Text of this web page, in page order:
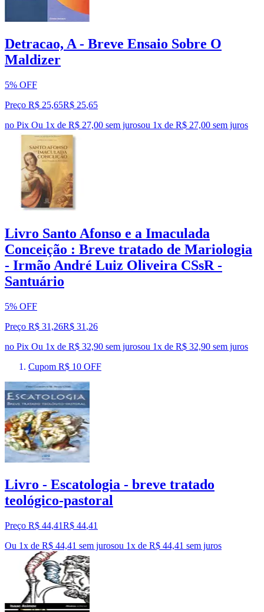
Detracao, A - Breve Ensaio Sobre O
Maldizer
5% OFF
Preço R$ 25,65R$ 25,65
no Pix Ou 1x de R$ 27,00 sem jurosou 1x de R$ 27,00 sem juros
Livro Santo Afonso e a Imaculada
Conceição : Breve tratado de Mariologia
- Irmão André Luiz Oliveira CSsR -
Santuário
5% OFF
Preço R$ 31,26R$ 31 ,26
no Pix Ou 1x de R$ 32,90 sem jurosou 1x de R$ 32,90 sem juros
Cupom R$ 10 OFF
Livro - Escatologia - breve tratado
teológico-pastoral
Preço R$ 44,41R$ 44,41
Ou 1x de R$ 44,41 sem jurosou 1x de R$ 44,41 sem juros